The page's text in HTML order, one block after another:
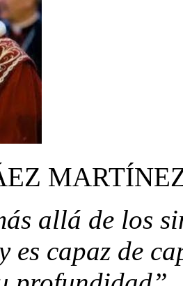
allá de los
es capaz de